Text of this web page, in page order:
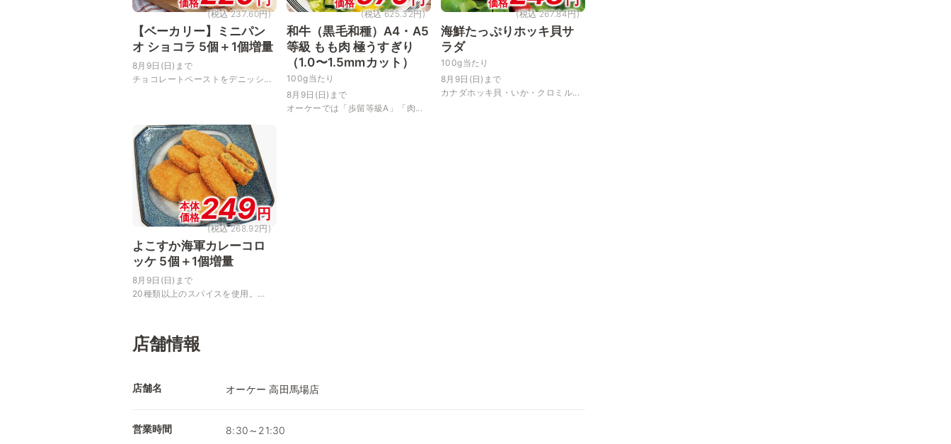
価格
(税込 237.60円)
【ベーカリー】ミニパン
オ ショコラ 5個＋1個増量
8月9日(日)まで
チョコレートペーストをデニッシ...
価格
(税込 625.32円)
和牛（黒毛和種）A4・A5
等級 もも肉 極うすぎり
（1.0〜1.5mmカット）
100g当たり
8月9日(日)まで
オーケーでは「歩留等級A」「肉...
価格
(税込 267.84円)
海鮮たっぷりホッキ貝サ
ラダ
100g当たり
8月9日(日)まで
カナダホッキ貝・いか・クロミル...
本体
価格249 円
(税込 268.92円)
よこすか海軍カレーコロ
ッケ 5個＋1個増量
8月9日(日)まで
20種類以上のスパイスを使用。...
店舗情報
店舗名 オーケー 高田馬場店
営業時間 8:30～21:30